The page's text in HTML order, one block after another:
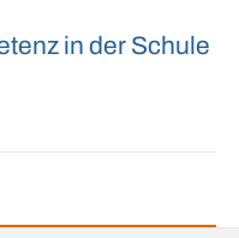
in der Schule